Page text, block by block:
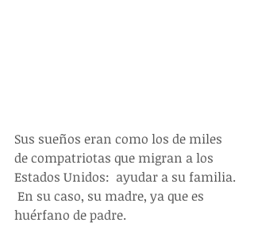
Sus sueños eran como los de miles
de compatriotas que migran a los
Estados Unidos:  ayudar a su familia.
En su caso, su madre, ya que es
huérfano de padre.